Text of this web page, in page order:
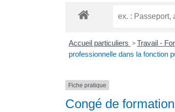
Accueil particuliers >Travail -
professionnelle dans la fonction
Fiche pratique
Congé de